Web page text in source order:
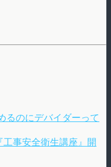
るのにデバイダーって
事安全衛生講座』開